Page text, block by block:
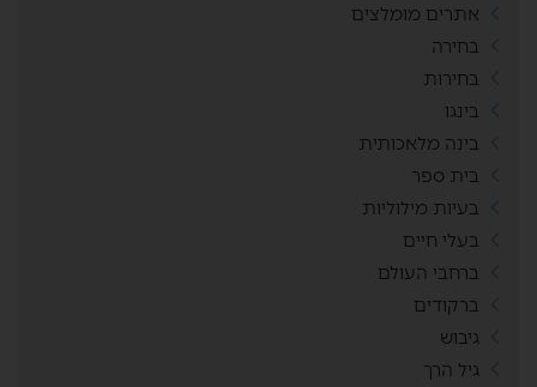
אתרים מומלצים
בחירה
בחירות
בינגו
בינה מלאכותית
בית ספר
בעיות מילוליות
בעלי חיים
ברחבי העולם
ברקודים
גיבוש
גיל הרך